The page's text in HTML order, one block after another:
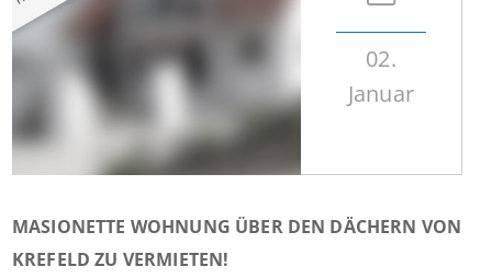
02.
Januar
MASIONETTE WOHNUNG ÜBER DEN DÄCHERN VON
KREFELD ZU VERMIETEN!